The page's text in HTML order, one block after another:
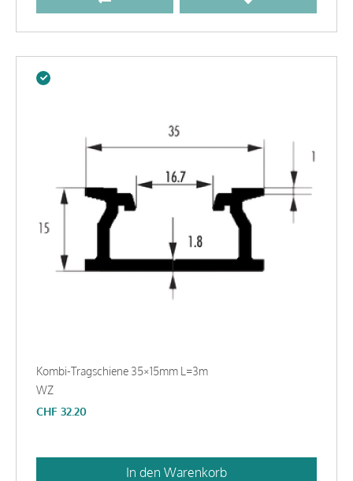
Kombi-Tragschiene 35×15mm L=3m
WZ
CHF 32.20
In den Warenkorb